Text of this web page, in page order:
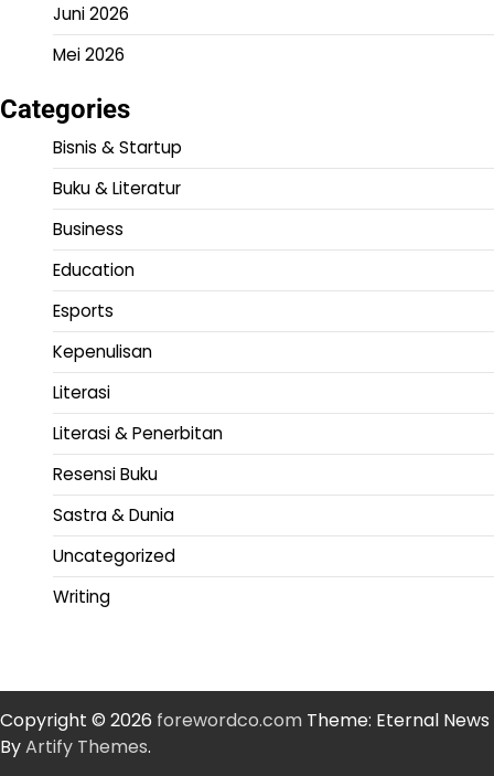
Juni 2026
Mei 2026
Categories
Bisnis & Startup
Buku & Literatur
Business
Education
Esports
Kepenulisan
Literasi
Literasi & Penerbitan
Resensi Buku
Sastra & Dunia
Uncategorized
Writing
Copyright © 2026 forewordco.com Theme: Eternal News
ByArtify Themes.